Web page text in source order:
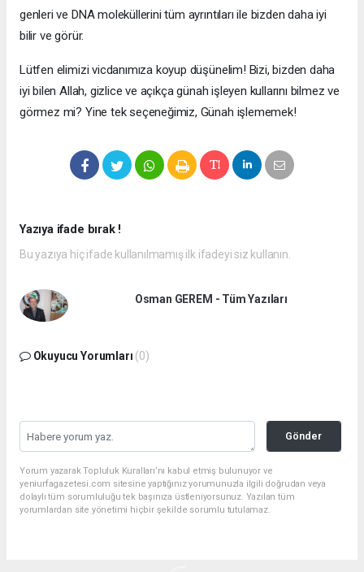
genleri ve DNA moleküllerini tüm ayrıntıları ile bizden daha iyi
bilir ve görür.
Lütfen elimizi vicdanımıza koyup düşünelim! Bizi, bizden daha
iyi bilen Allah, gizlice ve açıkça günah işleyen kullarını bilmez ve
görmez mi? Yine tek seçeneğimiz, Günah işlememek!
Yazıya ifade bırak !
Bu yazıya hiç ifade kullanılmamış ilk ifadeyi siz kullanın.
Osman GEREM - Tüm Yazıları
Okuyucu Yorumları (0)
Gönder
Yorum yazarak Topluluk Kuralları’nı kabul etmiş bulunuyor ve
yeniurfagazetesi.com sitesine yaptığınız yorumunuzla ilgili doğrudan veya
dolaylı tüm sorumluluğu tek başınıza üstleniyorsunuz. Yazılan tüm
yorumlardan site yönetimi hiçbir şekilde sorumlu tutulamaz.